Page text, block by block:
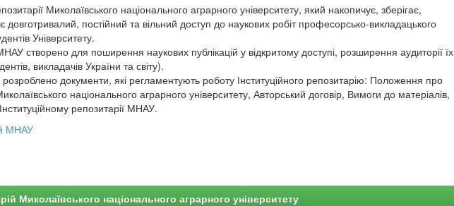
Миколаївського національного аграрного університету, який накопичує, зберігає,
довготривалий, постійний та вільний доступ до наукових робіт професорсько-викладацького
Університету.
створено для поширення наукових публікацій у відкритому доступі, розширення аудиторії їх
викладачів України та світу).
документи, які регламентують роботу Інституційного репозитарію: Положення про
національного аграрного університету, Авторський договір, Вимоги до матеріалів,
репозитарії МНАУ.
МНАУ
Миколаївського національного аграрного університету